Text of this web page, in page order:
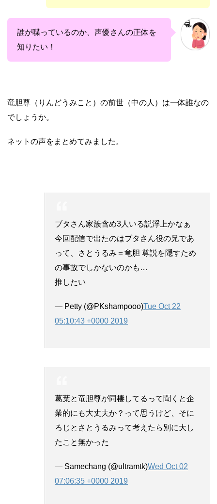
誰が喋っているのか、声優さんの正体を
知りたい！
竜胆尊（りんどうみこと）の前世（中の人）は一体誰なの
でしょうか。
ネットの声をまとめてみました。
ブタさん家族含め3人いる説浮上かなぁ
今回配信で出たのはブタさん役の兄であ
って、さとうるみ＝竜胆 尊説を隠すため
の事故でしかないのかも…
推したい
— Petty (@PKshampooo)Tue Oct 22
05:10:43 +0000 2019
葛葉と竜胆尊が同棲してるって聞くと企
業的にも大丈夫か？って思うけど、そに
ろじとさとうるみって考えたら別に大し
たこと無かった
— Samechang (@ultramtk)Wed Oct 02
07:06:35 +0000 2019